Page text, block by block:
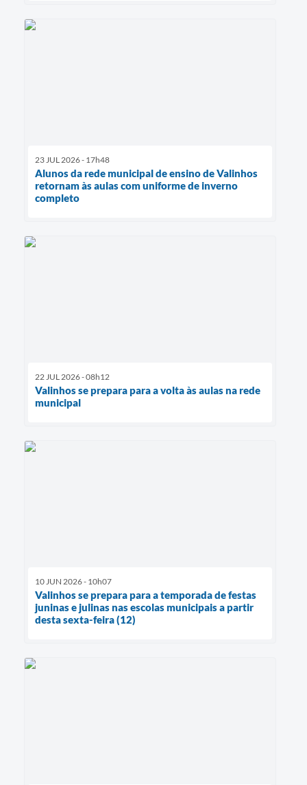
23 JUL 2026 - 17h48
Alunos da rede municipal de ensino de Valinhos
retornam às aulas com uniforme de inverno
completo
22 JUL 2026 - 08h12
Valinhos se prepara para a volta às aulas na rede
municipal
10 JUN 2026 - 10h07
Valinhos se prepara para a temporada de festas
juninas e julinas nas escolas municipais a partir
desta sexta-feira (12)